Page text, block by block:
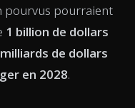
pourvus pourraient
1 billion de dollars
de dollars
en 2028.